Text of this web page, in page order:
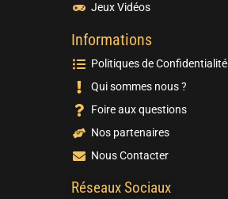
Jeux Vidéos
Informations
Politiques de Confidentialité
Qui sommes nous ?
Foire aux questions
Nos partenaires
Nous Contacter
Réseaux Sociaux